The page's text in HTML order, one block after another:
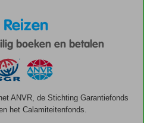
boeken en betalen
ANVR, de Stichting Garantiefonds
het Calamiteitenfonds.